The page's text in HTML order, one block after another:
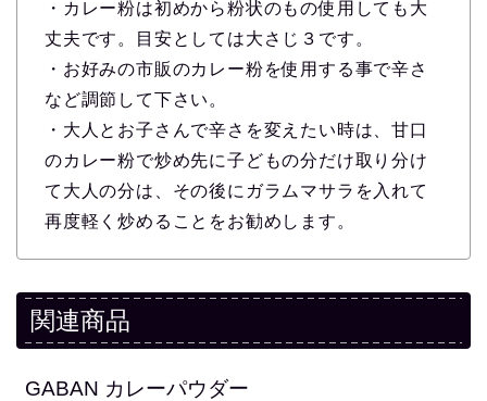
・カレー粉は初めから粉状のもの使用しても大
丈夫です。目安としては大さじ３です。
・お好みの市販のカレー粉を使用する事で辛さ
など調節して下さい。
・大人とお子さんで辛さを変えたい時は、甘口
のカレー粉で炒め先に子どもの分だけ取り分け
て大人の分は、その後にガラムマサラを入れて
再度軽く炒めることをお勧めします。
関連商品
GABAN カレーパウダー